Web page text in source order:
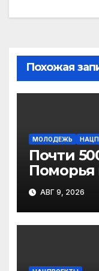
Похожая
МОЛОДЕЖЬ
Почти
Поморья
АВГ 9, 2026